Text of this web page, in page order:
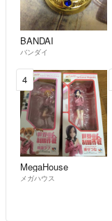
BANDAI
バンダイ
4
MegaHouse
メガハウス